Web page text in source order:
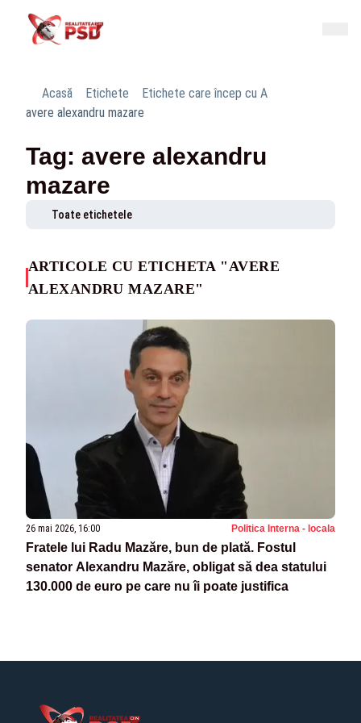
Acasă Etichete
Etichete care încep cu A
avere alexandru mazare
Tag: avere alexandru
mazare
Toate etichetele
ARTICOLE CU ETICHETA "AVERE
ALEXANDRU MAZARE"
26 mai 2026, 16:00 Politica Interna - locala
Fratele lui Radu Mazăre, bun de plată. Fostul
senator Alexandru Mazăre, obligat să dea statului
130.000 de euro pe care nu îi poate justifica